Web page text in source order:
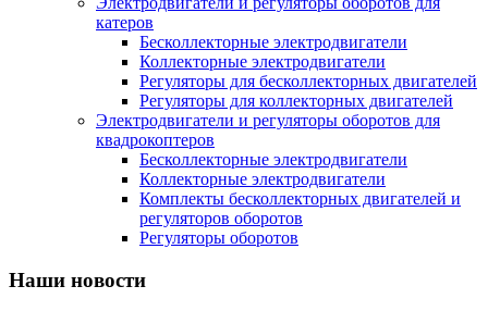
катеров
Бесколлекторные электродвигатели
Коллекторные электродвигатели
Регуляторы для бесколлекторных двигателей
Регуляторы для коллекторных двигателей
Электродвигатели и регуляторы оборотов для
квадрокоптеров
Бесколлекторные электродвигатели
Коллекторные электродвигатели
Комплекты бесколлекторных двигателей и
регуляторов оборотов
Регуляторы оборотов
Наши новости